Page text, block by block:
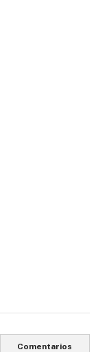
Comentarios